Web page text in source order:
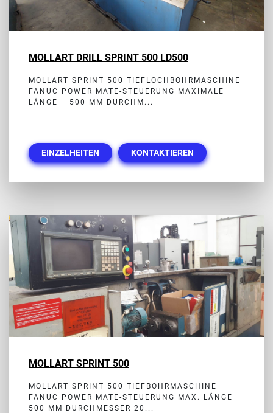
MOLLART DRILL SPRINT 500 LD500
MOLLART SPRINT 500 TIEFLOCHBOHRMASCHINE
FANUC POWER MATE-STEUERUNG MAXIMALE
LÄNGE = 500 MM DURCHM...
EINZELHEITEN KONTAKTIEREN
MOLLART SPRINT 500
MOLLART SPRINT 500 TIEFBOHRMASCHINE
FANUC POWER MATE-STEUERUNG MAX. LÄNGE =
500 MM DURCHMESSER 20...